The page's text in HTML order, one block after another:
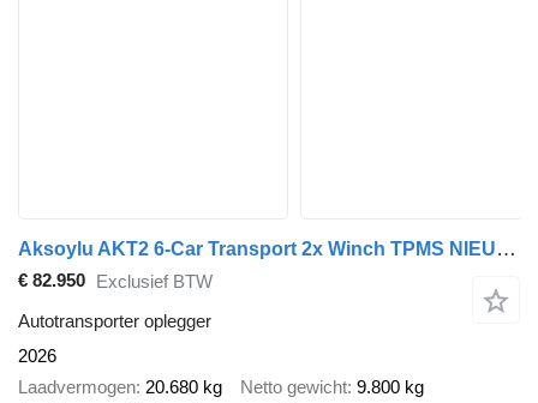
Aksoylu AKT2 6-Car Transport 2x Winch TPMS NIEUW!! Direct available !!
€ 82.950 Exclusief BTW
Autotransporter oplegger
2026
Laadvermogen 20.680 kg Netto gewicht 9.800 kg